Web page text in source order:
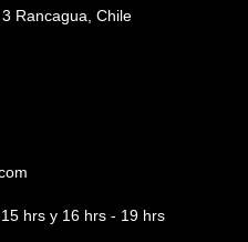
Rancagua, Chile
hrs y 16 hrs - 19 hrs